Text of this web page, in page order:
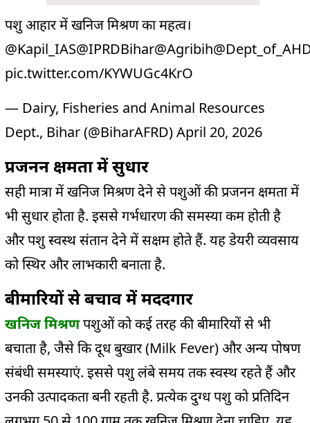
पशु आहार में खनिज मिश्रण का महत्व।
@Kapil_IAS@IPRDBihar@Agribih
pic.twitter.com/KYWUGc4KrO
— Dairy, Fisheries and Animal Resources
Dept., Bihar (@BiharAFRD)April 20, 2026
प्रजनन क्षमता में सुधार
सही मात्रा में खनिज मिश्रण देने से पशुओं की प्रजनन क्षमता में
भी सुधार होता है. इससे गर्भधारण की समस्या कम होती है
और पशु स्वस्थ संतान देने में सक्षम होते हैं. यह डेयरी व्यवसाय
को स्थिर और लाभकारी बनाता है.
बीमारियों से बचाव में मददगार
खनिज मिश्रणपशुओं को कई तरह की बीमारियों से भी
बचाता है, जैसे कि दूध बुखार (Milk Fever) और अन्य पोषण
संबंधी समस्याएं. इससे पशु लंबे समय तक स्वस्थ रहते हैं और
उनकी उत्पादकता बनी रहती है. प्रत्येक दुग्ध पशु को प्रतिदिन